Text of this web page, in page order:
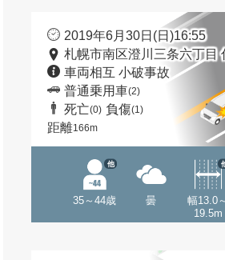
2019年6月30日(日)16:55
札幌市南区澄川三条六丁目
車両相互 小破事故
普通乗用車(2)
死亡(0) 負傷(1)
距離166m
35～44歳
他
曇
幅13.0～
19.5m